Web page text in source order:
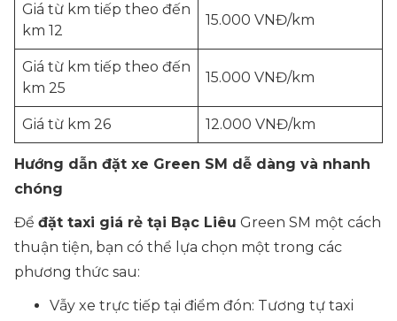
Giá từ km tiếp theo đến
km 12
15.000 VNĐ/km
Giá từ km tiếp theo đến
km 25
15.000 VNĐ/km
Giá từ km 26 12.000 VNĐ/km
Hướng dẫn đặt xe Green SM dễ dàng và nhanh
chóng
Để đặt taxi giá rẻ tại Bạc Liêu Green SM một cách
thuận tiện, bạn có thể lựa chọn một trong các
phương thức sau:
Vẫy xe trực tiếp tại điểm đón: Tương tự taxi